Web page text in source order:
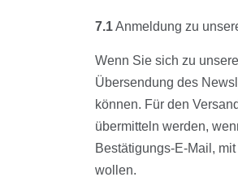
7.1Anmeldung zu
Wenn Sie sich zu
Übersendung des
können. Für den
übermitteln werden,
Bestätigungs-E-Mail,
wollen.